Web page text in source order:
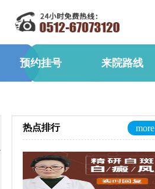
预约挂号 来院路线
热点排行 more